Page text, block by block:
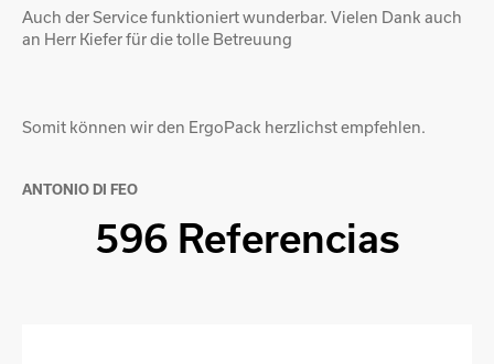
Auch der Service funktioniert wunderbar. Vielen Dank auch
an Herr Kiefer für die tolle Betreuung
Somit können wir den ErgoPack herzlichst empfehlen.
ANTONIO DI FEO
596 Referencias